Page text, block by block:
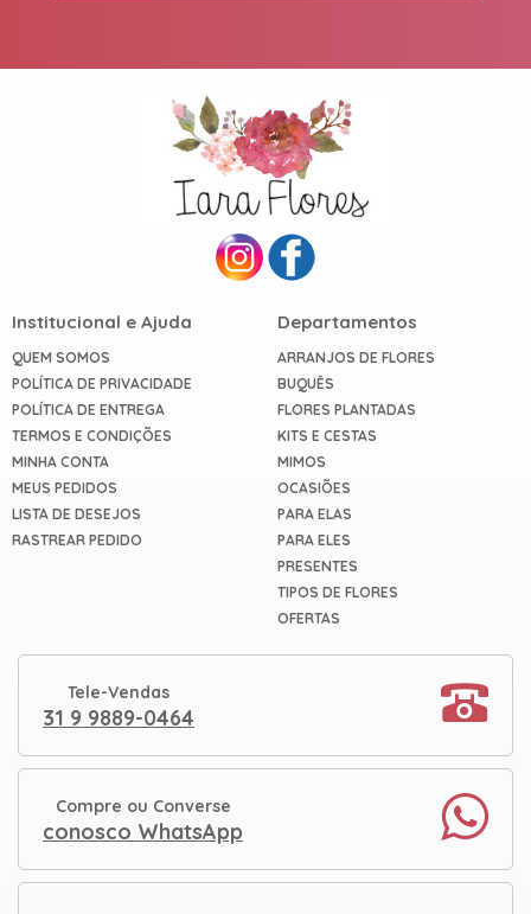
nos
uma
Institucional e Ajuda
QUEM SOMOS
POLÍTICA DE PRIVACIDADE
POLÍTICA DE ENTREGA
TERMOS E CONDIÇÕES
MINHA CONTA
MEUS PEDIDOS
LISTA DE DESEJOS
RASTREAR PEDIDO
Departamentos
ARRANJOS DE FLORES
BUQUÊS
FLORES PLANTADAS
KITS E CESTAS
MIMOS
OCASIÕES
PARA ELAS
PARA ELES
PRESENTES
TIPOS DE FLORES
OFERTAS
Tele-Vendas
31 9 9889-0464
Compre ou Converse
conosco WhatsApp